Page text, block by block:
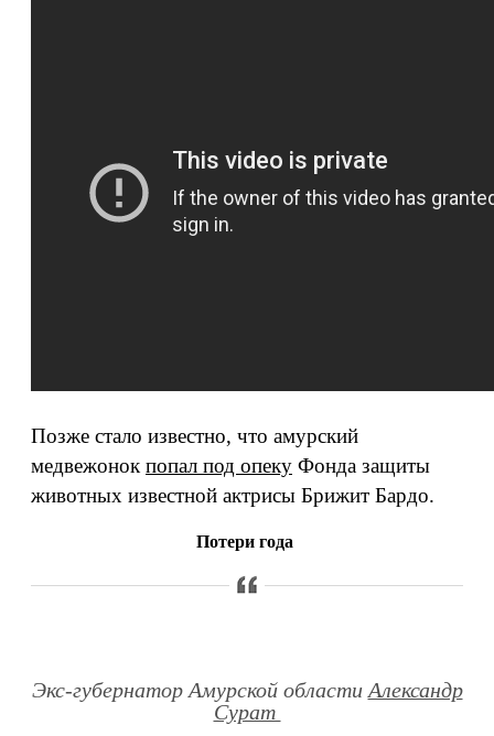
Позже стало известно, что амурский
медвежонок попал под опеку Фонда защиты
животных известной актрисы Брижит Бардо.
Потери года
Экс-губернатор Амурской области Александр
Сурат